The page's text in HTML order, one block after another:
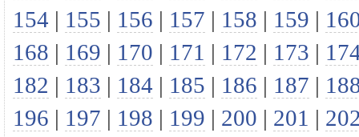
154 | 155 | 156 | 157 | 158 | 159 |
168 | 169 | 170 | 171 | 172 | 173 |
182 | 183 | 184 | 185 | 186 | 187 |
196 | 197 | 198 | 199 | 200 | 201 |